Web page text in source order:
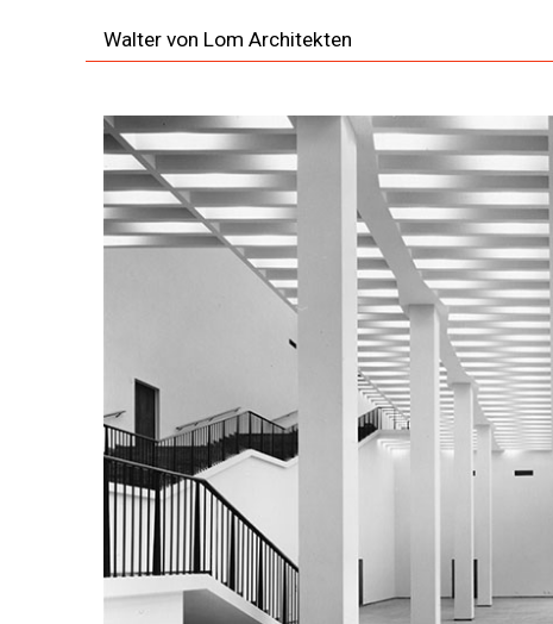
Walter von Lom Architekten